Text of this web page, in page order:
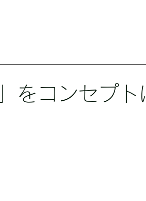
をコンセプト